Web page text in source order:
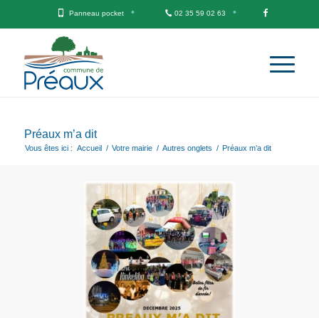
Panneau pocket 02 35 59 02 63
Préaux m’a dit
Vous êtes ici : Accueil / Votre mairie / Autres onglets / Préaux m’a dit